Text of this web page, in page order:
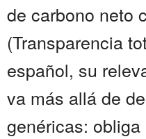
de carbono neto
(Transparencia
español, su
va más allá de
genéricas: